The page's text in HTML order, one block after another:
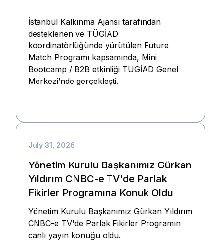
İstanbul Kalkınma Ajansı tarafından
desteklenen ve TÜGİAD
koordinatörlüğünde yürütülen Future
Match Programı kapsamında, Mini
Bootcamp / B2B etkinliği TÜGİAD Genel
Merkezi’nde gerçekleşti.
July 31, 2026
Yönetim Kurulu Başkanımız Gürkan
Yıldırım CNBC-e TV'de Parlak
Fikirler Programına Konuk Oldu
Yönetim Kurulu Başkanımız Gürkan Yıldırım
CNBC-e TV'de Parlak Fikirler Programın
canlı yayın konuğu oldu.